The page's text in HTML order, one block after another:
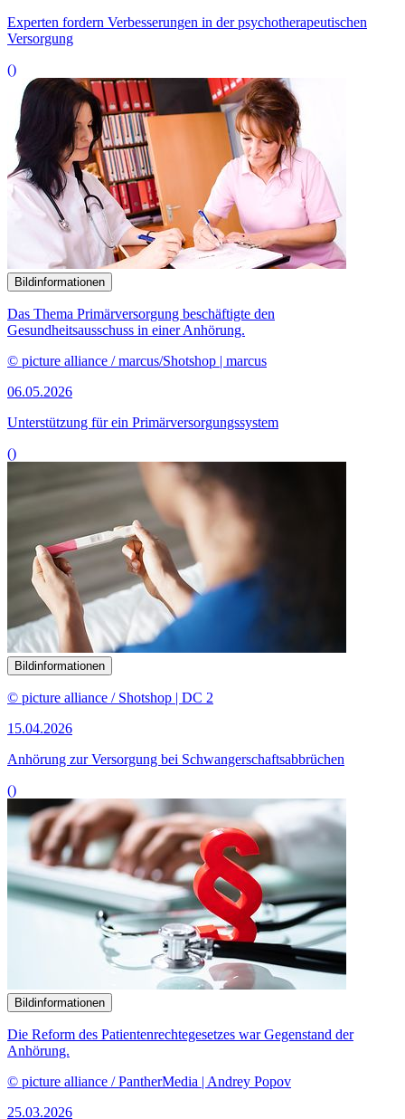
Experten fordern Verbesserungen in der psychotherapeutischen
Versorgung
()
Bildinformationen
Das Thema Primärversorgung beschäftigte den
Gesundheitsausschuss in einer Anhörung.
© picture alliance / marcus/Shotshop | marcus
06.05.2026
Unterstützung für ein Primärversorgungssystem
()
Bildinformationen
© picture alliance / Shotshop | DC 2
15.04.2026
Anhörung zur Versorgung bei Schwangerschaftsabbrüchen
()
Bildinformationen
Die Reform des Patientenrechtegesetzes war Gegenstand der
Anhörung.
© picture alliance / PantherMedia | Andrey Popov
25.03.2026